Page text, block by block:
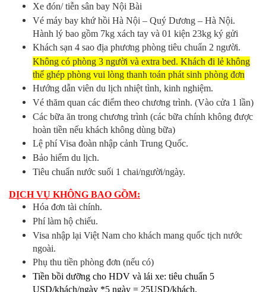
Xe đón/ tiễn sân bay Nội Bài
Vé máy bay khứ hồi Hà Nội – Quý Dương – Hà Nội.
Hành lý bao gồm 7kg xách tay và 01 kiện 23kg ký gửi
Khách sạn 4 sao địa phương phòng tiêu chuẩn 2 người.
Không có phòng 3 người và extra bed. Khách đi lẻ không
thể ghép phòng vui lòng thanh toán phát sinh phòng đơn
Hướng dẫn viên du lịch nhiệt tình, kinh nghiệm.
Vé thăm quan các điểm theo chương trình. (Vào cửa 1 lần)
Các bữa ăn trong chương trình (các bữa chính không được
hoàn tiền nếu khách không dùng bữa)
Lệ phí Visa đoàn nhập cảnh Trung Quốc.
Bảo hiểm du lịch.
Tiêu chuẩn nước suối 1 chai/người/ngày.
DỊCH VỤ KHÔNG BAO GỒM:
Hóa đơn tài chính.
Phí làm hộ chiếu.
Visa nhập lại Việt Nam cho khách mang quốc tịch nước
ngoài.
Phụ thu tiền phòng đơn (nếu có)
Tiền bồi dưỡng cho HDV và lái xe: tiêu chuẩn 5